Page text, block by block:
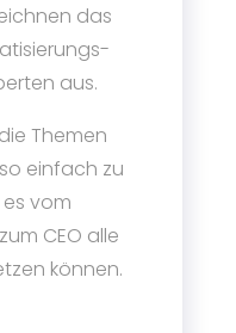
das
aus.
Themen
einfach zu
vom
CEO alle
können.